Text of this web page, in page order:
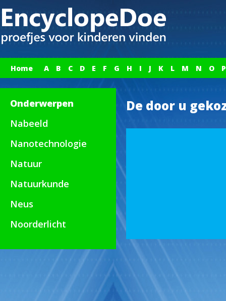
Home A B C D E F G H I J K L M N O P
Onderwerpen
Nabeeld
Nanotechnologie
Natuur
Natuurkunde
Neus
Noorderlicht
De door u